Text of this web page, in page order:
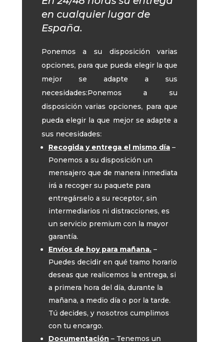
en cualquier lugar de
España.
Ponemos a su disposición varias
opciones, para que pueda elegir la que
mejor se adapte a sus
necesidades:Ponemos a su
disposición varias opciones, para que
pueda elegir la que mejor se adapte a
sus necesidades:
Recogida y entrega el mismo día–
Ponemos a su disposición un
mensajero que de manera inmediata
irá a recoger su paquete para
entregárselo a su receptor, sin
intermediarios ni distracciones, es
un servicio premium con la mayor
garantía.
Envíos de hoy para mañana.–
Puedes decidir en qué tramo horario
deseas que realicemos la entrega, si
a primera hora del día, durante la
mañana, a medio día o por la tarde.
Tú decides, y nosotros cumplimos
con tu encargo.
Documentación – Tenemos un